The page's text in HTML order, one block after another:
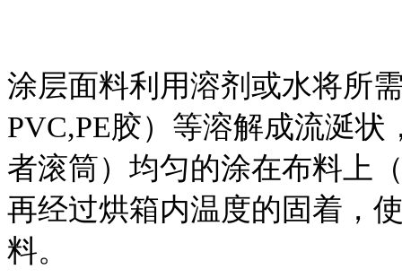
涂层面料利用溶剂或水将所
PVC,PE胶）等溶解成流涎
者滚筒）均匀的涂在布料上
再经过烘箱内温度的固着，
料。